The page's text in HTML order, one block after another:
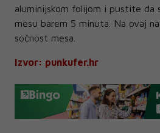
aluminijskom folijom i pustite da
mesu barem 5 minuta. Na ovaj
sočnost mesa.
Izvor: punkufer.hr